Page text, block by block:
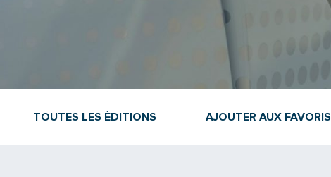
TOUTES LES ÉDITIONS AJOUTER AUX FAVORIS